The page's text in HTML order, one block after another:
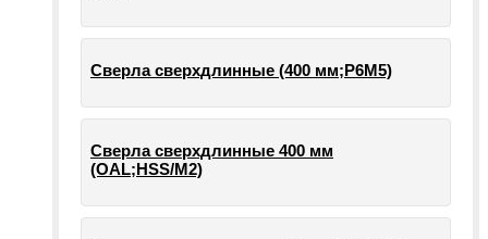
Сверла сверхдлинные (400 мм;Р6М5)
Сверла сверхдлинные 400 мм
(OAL;HSS/M2)